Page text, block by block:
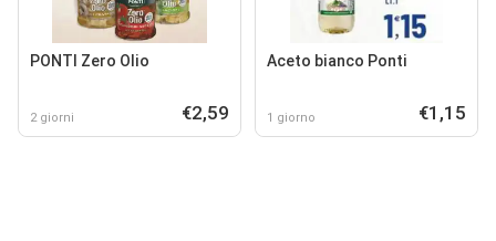
PONTI Zero Olio
2 giorni €2,59
Aceto bianco Ponti
1 giorno €1,15